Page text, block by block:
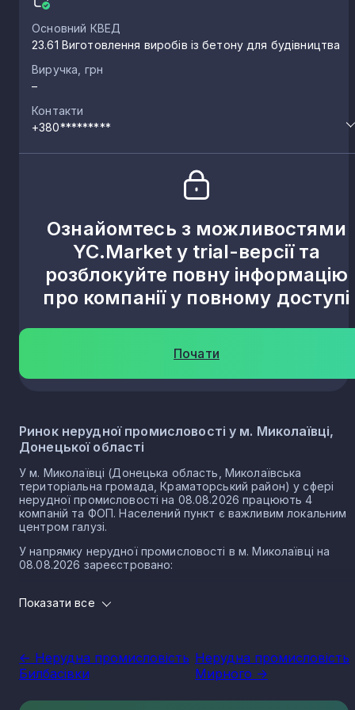
Основний КВЕД
23.61 Виготовлення виробів із бетону для будівництва
Виручка, грн
–
Контакти
+380*********
Ознайомтесь з можливостями
YC.Market у trial-версії та
розблокуйте повну інформацію
про компанії у повному доступі
Почати
Ринок нерудної промисловості у м. Миколаївці,
Донецької області
У м. Миколаївці (Донецька область, Миколаївська
територіальна громада, Краматорський район) у сфері
нерудної промисловості на 08.08.2026 працюють 4
компаній та ФОП. Населений пункт є важливим локальним
центром галузі.
У напрямку нерудної промисловості в м. Миколаївці на
08.08.2026 зареєстровано:
2 ФОП
прямо впливає на утворення національного ВВП.
Варто зазначити, що Україна має низку сприятливих умов
для розвитку сегменту, в тому числі географічне
Показати все
<- Нерудна промисловість
Билбасівки
Нерудна промисловість
Мирного ->